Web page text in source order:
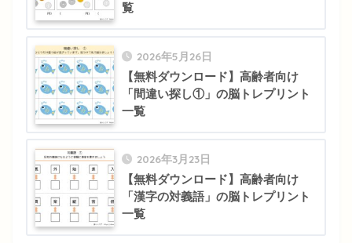
覧
2026年5月26日
【無料ダウンロード】高齢者向け
「間違い探し①」の脳トレプリント
一覧
2026年3月23日
【無料ダウンロード】高齢者向け
「漢字の対義語」の脳トレプリント
一覧